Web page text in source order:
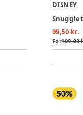
DISNEY
99,50 kr.
Før199,00